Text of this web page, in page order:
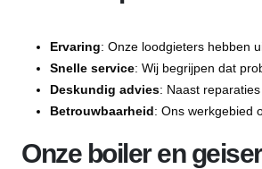
Ervaring: Onze loodgieters hebben
Snelle service: Wij begrijpen dat
Deskundig advies: Naast
Betrouwbaarheid: Ons werkgebied
Onze boiler en